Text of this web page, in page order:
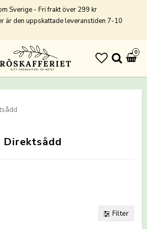
Sverige - Fri frakt över 299 kr
är den uppskattade leveranstiden 7-10
0
Direktsådd
Filter